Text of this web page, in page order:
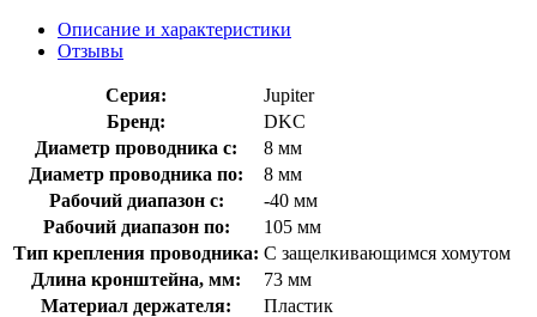
Описание и характеристики
Отзывы
Серия:
Jupiter
Бренд:
DKC
Диаметр проводника с:
8 мм
Диаметр проводника по:
8 мм
Рабочий диапазон с:
-40 мм
Рабочий диапазон по:
105 мм
Тип крепления проводника: С защелкивающимся хомутом
Длина кронштейна, мм:
73 мм
Материал держателя:
Пластик